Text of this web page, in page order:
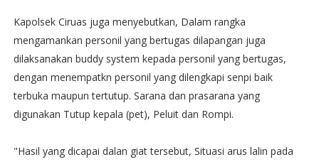
Kapolsek Ciruas juga menyebutkan, Dalam rangka
mengamankan personil yang bertugas dilapangan juga
dilaksanakan buddy system kepada personil yang bertugas,
dengan menempatkn personil yang dilengkapi senpi baik
terbuka maupun tertutup. Sarana dan prasarana yang
digunakan Tutup kepala (pet), Peluit dan Rompi.
"Hasil yang dicapai dalan giat tersebut, Situasi arus lalin pada